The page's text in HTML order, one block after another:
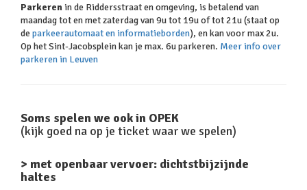
Parkerenin de Riddersstraat en omgeving, is betalend van
maandag tot en met zaterdag van 9u tot 19u of tot 21u (staat op
de parkeerautomaat en informatieborden), en kan voor max 2u.
Op het Sint-Jacobsplein kan je max. 6u parkeren. Meer info over
parkeren in Leuven
Soms spelen we ook in OPEK
(kijk goed na op je ticket waar we spelen)
> met openbaar vervoer: dichtstbijzijnde
haltes